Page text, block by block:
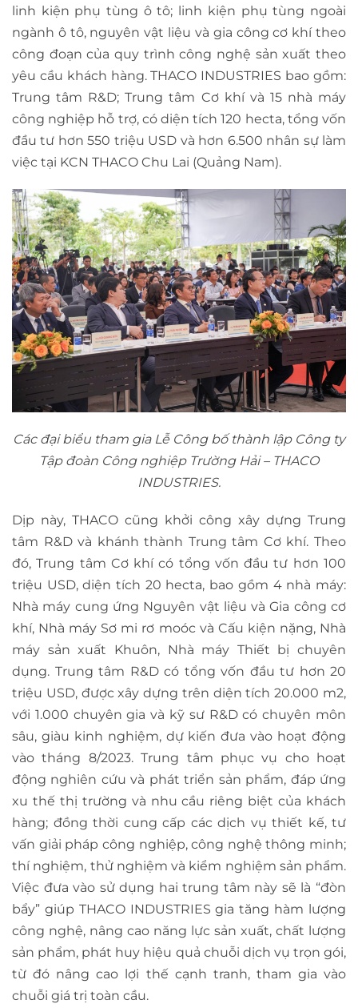
linh kiện phụ tùng ô tô; linh kiện phụ tùng ngoài
ngành ô tô, nguyên vật liệu và gia công cơ khí theo
công đoạn của quy trình công nghệ sản xuất theo
yêu cầu khách hàng. THACO INDUSTRIES bao gồm:
Trung tâm R&D; Trung tâm Cơ khí và 15 nhà máy
công nghiệp hỗ trợ, có diện tích 120 hecta, tổng vốn
đầu tư hơn 550 triệu USD và hơn 6.500 nhân sự làm
việc tại KCN THACO Chu Lai (Quảng Nam).
Các đại biểu tham gia Lễ Công bố thành lập Công ty
Tập đoàn Công nghiệp Trường Hải – THACO
INDUSTRIES.
Dịp này, THACO cũng khởi công xây dựng Trung
tâm R&D và khánh thành Trung tâm Cơ khí. Theo
đó, Trung tâm Cơ khí có tổng vốn đầu tư hơn 100
triệu USD, diện tích 20 hecta, bao gồm 4 nhà máy:
Nhà máy cung ứng Nguyên vật liệu và Gia công cơ
khí, Nhà máy Sơ mi rơ moóc và Cấu kiện nặng, Nhà
máy sản xuất Khuôn, Nhà máy Thiết bị chuyên
dụng. Trung tâm R&D có tổng vốn đầu tư hơn 20
triệu USD, được xây dựng trên diện tích 20.000 m2,
với 1.000 chuyên gia và kỹ sư R&D có chuyên môn
sâu, giàu kinh nghiệm, dự kiến đưa vào hoạt động
vào tháng 8/2023. Trung tâm phục vụ cho hoạt
động nghiên cứu và phát triển sản phẩm, đáp ứng
xu thế thị trường và nhu cầu riêng biệt của khách
hàng; đồng thời cung cấp các dịch vụ thiết kế, tư
vấn giải pháp công nghiệp, công nghệ thông minh;
thí nghiệm, thử nghiệm và kiểm nghiệm sản phẩm.
Việc đưa vào sử dụng hai trung tâm này sẽ là “đòn
bẩy” giúp THACO INDUSTRIES gia tăng hàm lượng
công nghệ, nâng cao năng lực sản xuất, chất lượng
sản phẩm, phát huy hiệu quả chuỗi dịch vụ trọn gói,
từ đó nâng cao lợi thế cạnh tranh, tham gia vào
chuỗi giá trị toàn cầu.